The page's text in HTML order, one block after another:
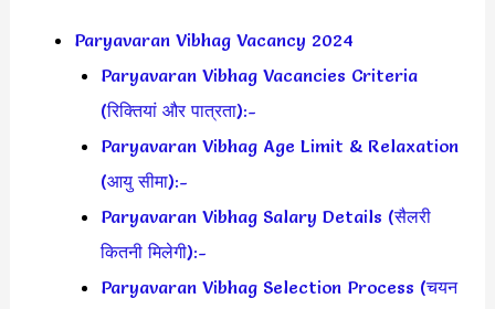
Paryavaran Vibhag Vacancy 2024
Paryavaran Vibhag Vacancies Criteria
(रिक्तियां और पात्रता):-
Paryavaran Vibhag Age Limit & Relaxation
(आयु सीमा):-
Paryavaran Vibhag Salary Details (सैलरी
कितनी मिलेगी):-
Paryavaran Vibhag Selection Process (चयन